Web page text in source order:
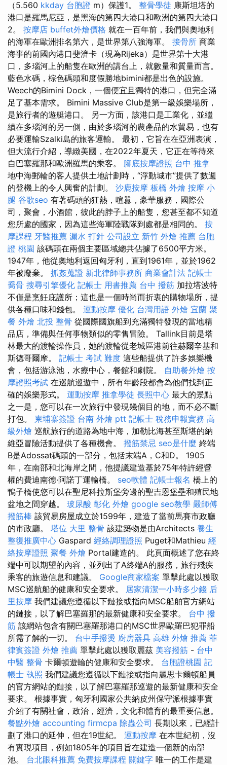
（5.560 kkday 台胞證 m）保護1。 整骨學徒 康斯坦塔的
港口是羅馬尼亞，是黑海的第四大港口和歐洲的第四大港口
2。 按摩店 buffet外燴價格 就在一百年前，我們與奧地利
的海軍在歐洲排名第六，是世界第八強海軍。 接骨所 商業
海事的前國內港口斐濟卡（現為Rijeka）是世界第十大港
口，多瑙河上的船隻在歐洲的講台上，就數量和質量而言。
藍色水碼，棕色碼頭和度假勝地bimini都是出色的設施。
Weech的Bimini Dock，一個便宜且獨特的港口，但完全滿
足了基本需求。 Bimini Massive Club是第一級娛樂場所，
是旅行者的遊艇港口。 另一方面，該港口是工業化，並繼
續在多瑙河的另一側，由於多瑙河的農產品的水貿易，也有
必要運輸Szalki島的旅客運輸。 最初，它旨在在亞洲表演，
但大流行介紹，導緻美國，在2022年夏天，它正在等待來
自巴塞羅那和歐洲羅馬的乘客。 腳底按摩證照 台中 推拿
地中海郵輪的客人提供土地計劃時，“浮動城市”提供了數週
的登機上的令人興奮的計劃。 沙鹿按摩 板橋 外燴 按摩 小
腿 谷歌seo 有著碼頭的狂熱，喧囂，豪華服務，國際公
司，聚會，小酒館，彼此的脖子上的船隻，您甚至都不知道
您所處的國家，因為這些海軍陸戰隊到處都是相同的。 按
摩課程 牙醫推薦 漏水 打針 公司設立 新竹 外燴 推薦 台胞
證 桃園 該碼頭在兩個主要區域總共佔據了6500平方米。
1947年，他從奧地利返回匈牙利，直到1961年，並於1962
年被廢棄。 抓姦蒐證 新北律師事務所 商業會計法 記帳士
喬骨 搜尋引擎優化 記帳士 用書推薦 台中 撥筋 加拉塔波特
不僅是烹飪庇護所；這也是一個時尚而折衷的購物場所，提
供各種口味和錢包。 運動按摩 優化 台灣用語 外燴 宜蘭 聚
餐 外燴 北投 整骨 從國際國旗船到充滿獨特發現的當地精
品店，準備與任何事物類似的零售冒險。 Tallink目前是塔
林最大的渡輪操作員，她的渡輪從老城區港前往赫爾辛基和
斯德哥爾摩。 記帳士 考試 難度 這些船提供了許多娛樂機
會，包括游泳池，水療中心，餐館和劇院。 自助餐外燴 按
摩證照考試 在巡航巡遊中，所有年齡段都會為他們找到正
確的娛樂形式。 運動按摩 推拿學徒 長照中心 最大的景點
之一是，您可以在一次旅行中發現幾個目的地，而不必不斷
打包。 柬埔寨簽證 台南 外燴 ptt 記帳士 稅務申報實務 高
級外燴 巡航旅行的道路為地中海，加勒比海甚至斯堪的納
維亞冒險活動提供了各種機會。 撥筋禁忌 seo是什麼 終端
B是Adossat碼頭的一部分，包括末端A，C和D。 1905
年，在南部和北海岸之間，他提議建造基於75年特許經營
權的費迪南德·阿諾丁運輸橋。 seo軟體 記帳士報名 橋上的
鴨子橋使您可以在聖尼科拉斯堡旁邊的聖吉恩堡壘和殖民地
盆地之間穿越。 玻尿酸 彰化 外燴 google seo教學 嚴師傅
撥筋棒 該貿易房屋成立於1599年，建造了當前馬賽市政廳
的市政廳。 塔位 大里 整骨 該建築物是由Architects 養生
整復推廣中心 Gaspard 經絡調理證照 Puget和Mathieu 經
絡按摩證照 聚餐 外燴 Portal建造的。 此頁面概述了您在終
端中可以期望的內容，並列出了A終端A的服務，旅行殘疾
乘客的旅遊信息和建議。 Google商家檔案 單擊此處以獲取
MSC巡航船的健康和安全要求。 居家清潔一小時多少錢 后
里按摩 我們建議您遵循以下鏈接或指向MSC船舶官方網站
的鏈接，以了解巴塞羅那的最新健康和安全要求。 台中 撥
筋 該網站包含有關巴塞羅那港口的MSC世界歐羅巴犯罪船
所需了解的一切。 台中手撥燙 廚房器具 高雄 外燴 推薦 菲
律賓簽證 外燴 推薦 單擊此處以獲取麗茲 美容撥筋 - 台中
中醫 整骨 卡爾頓遊輪的健康和安全要求。 台胞證桃園 記
帳士 執照 我們建議您遵循以下鏈接或指向麗思卡爾頓船員
的官方網站的鏈接，以了解巴塞羅那巡遊的最新健康和安全
要求。 根據事實，匈牙利國家公共納皮州保守派根據事實
介紹了有關社會，政治，經濟，文化和體育的最重要信息。
餐點外燴 accounting firmcpa 除蟲公司 長期以來，已經計
劃了港口的延伸，但在19世紀。 運動按摩 在本世紀初，沒
有實現項目，例如1805年的項目旨在建造一個新的南部
池。 台北眼科推薦 免費按摩課程 關鍵字 唯一的工作是建